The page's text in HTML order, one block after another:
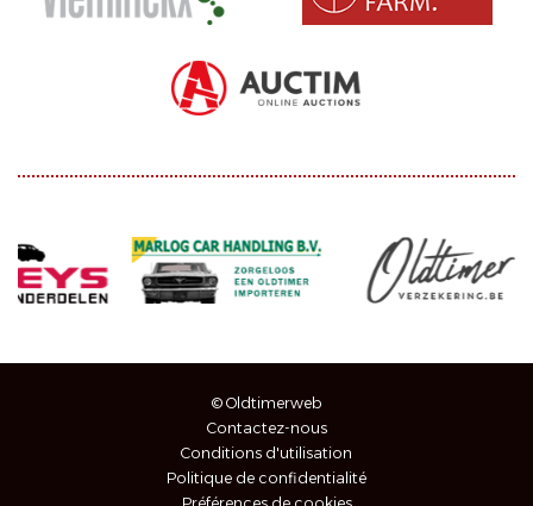
© Oldtimerweb
Contactez-nous
Conditions d'utilisation
Politique de confidentialité